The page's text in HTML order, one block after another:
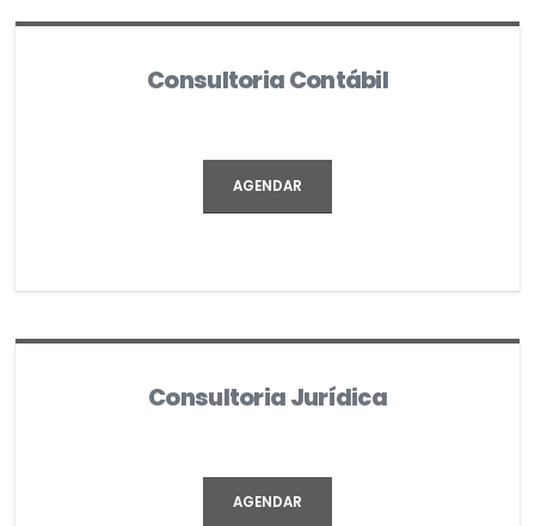
Consultoria Contábil
AGENDAR
Consultoria Jurídica
AGENDAR